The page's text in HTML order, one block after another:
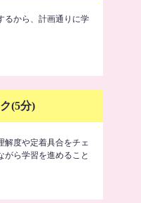
るから、計画通りに学
(5分)
解度や定着具合をチェ
がら学習を進めること